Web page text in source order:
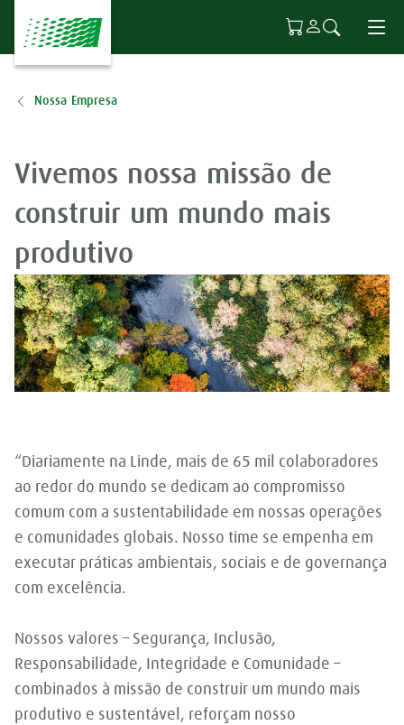
Ir para o conteúdo principal
Nossa Empresa
Vivemos nossa missão de
construir um mundo mais
produtivo
“Diariamente na Linde, mais de 65 mil colaboradores
ao redor do mundo se dedicam ao compromisso
comum com a sustentabilidade em nossas operações
e comunidades globais. Nosso time se empenha em
executar práticas ambientais, sociais e de governança
com excelência.
Nossos valores – Segurança, Inclusão,
Responsabilidade, Integridade e Comunidade –
combinados à missão de construir um mundo mais
produtivo e sustentável, reforçam nosso